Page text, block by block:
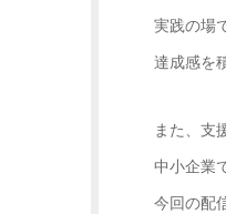
実践の場
達成感を
また、支
中小企業
今回の配